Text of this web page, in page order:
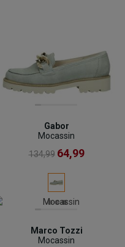
Gabor
Mocassin
134,99 64,99
Marco Tozzi
Mocassin